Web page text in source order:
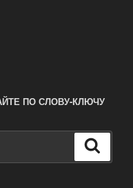
ПО СЛОВУ-КЛЮЧУ